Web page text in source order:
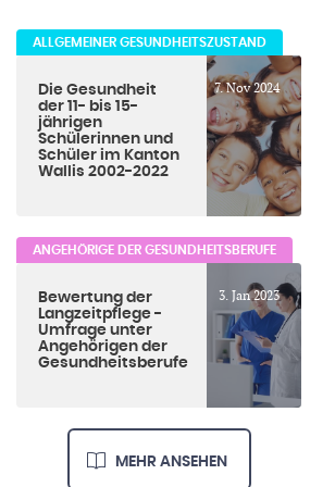
ALLGEMEINER GESUNDHEITSZUSTAND
Die Gesundheit
der 11- bis 15-
jährigen
Schülerinnen und
Schüler im Kanton
Wallis 2002-2022
7. Nov 2024
ANGEHÖRIGE DER GESUNDHEITSBERUFE
Bewertung der
Langzeitpflege -
Umfrage unter
Angehörigen der
Gesundheitsberufe
3. Jan 2023
MEHR ANSEHEN